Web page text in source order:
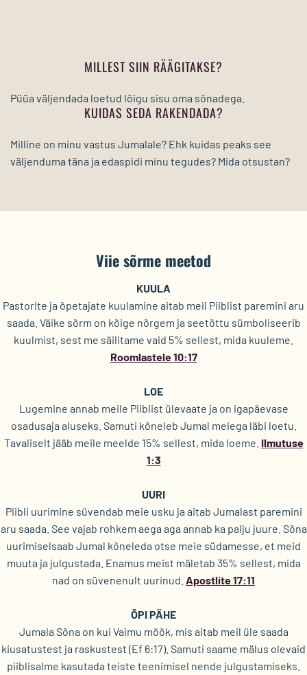
MILLEST SIIN RÄÄGITAKSE?
Püüa väljendada loetud lõigu sisu oma sõnadega.
KUIDAS SEDA RAKENDADA?
Milline on minu vastus Jumalale? Ehk kuidas peaks see
väljenduma täna ja edaspidi minu tegudes? Mida otsustan?
Viie sõrme meetod
KUULA
Pastorite ja õpetajate kuulamine aitab meil Piiblist paremini aru
saada. Väike sõrm on kõige nõrgem ja seetõttu sümboliseerib
kuulmist, sest me säilitame vaid 5% sellest, mida kuuleme.
Roomlastele 10:17
LOE
Lugemine annab meile Piiblist ülevaate ja on igapäevase
osadusaja aluseks. Samuti kõneleb Jumal meiega läbi loetu.
Tavaliselt jääb meile meelde 15% sellest, mida loeme. Ilmutuse
1:3
UURI
Piibli uurimine süvendab meie usku ja aitab Jumalast paremini
aru saada. See vajab rohkem aega aga annab ka palju juure. Sõna
uurimiselsaab Jumal kõneleda otse meie südamesse, et meid
muuta ja julgustada. Enamus meist mäletab 35% sellest, mida
nad on süvenenult uurinud. Apostlite 17:11
ÕPI PÄHE
Jumala Sõna on kui Vaimu mõõk, mis aitab meil üle saada
kiusatustest ja raskustest (Ef 6:17). Samuti saame mälus olevaid
piiblisalme kasutada teiste teenimisel nende julgustamiseks.